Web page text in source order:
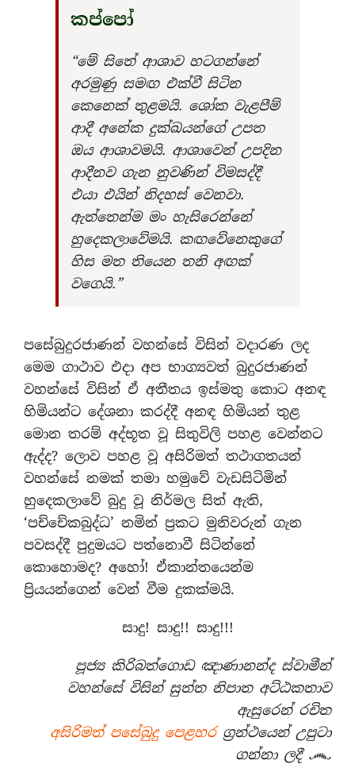
කප්පෝ
“මේ සිතේ ආශාව හටගන්නේ
අරමුණු සමඟ එක්වී සිටින
කෙනෙක් තුළමයි. ශෝක වැළපීම්
ආදී අනේක දුක්ඛයන්ගේ උපත
ඔය ආශාවමයි. ආශාවෙන් උපදින
ආදීනව ගැන නුවණින් විමසද්දී
එයා එයින් නිදහස් වෙනවා.
ඇත්තෙන්ම මං හැසිරෙන්නේ
හුදෙකලාවේමයි. කඟවේනෙකුගේ
හිස මත තියෙන තනි අඟක්
වගෙයි.”
පසේබුදුරජාණන් වහන්සේ විසින් වදාරණ ලද
මෙම ගාථාව එදා අප භාග්‍යවත් බුදුරජාණන්
වහන්සේ විසින් ඒ අතීතය ඉස්මතු කොට අනඳ
හිමියන්ට දේශනා කරද්දී අනඳ හිමියන් තුළ
මොන තරම් අද්භූත වූ සිතුවිලි පහළ වෙන්නට
ඇද්ද? ලොව පහළ වූ අසිරිමත් තථාගතයන්
වහන්සේ නමක් තමා හමුවේ වැඩසිටිමින්
හුදෙකලාවේ බුදු වූ නිර්මල සිත් ඇති,
‘පච්චේකබුද්ධ’ නමින් ප‍්‍රකට මුනිවරුන් ගැන
පවසද්දී පුදුමයට පත්නොවී සිටින්නේ
කොහොමද? අහෝ! ඒකාන්තයෙන්ම
ප්‍රියයන්ගෙන් වෙන් වීම දුකක්මයි.
සාදු! සාදු!! සාදු!!!
පූජ්‍ය කිරිබත්ගොඩ ඤාණානන්ද ස්වාමීන්
වහන්සේ විසින් සුත්ත නිපාත අට්ඨකතාව
ඇසුරෙන් රචිත
අසිරිමත් පසේබුදු පෙළහරග්‍රන්ථයෙන් උපුටා
ගන්නා ලදී ෴